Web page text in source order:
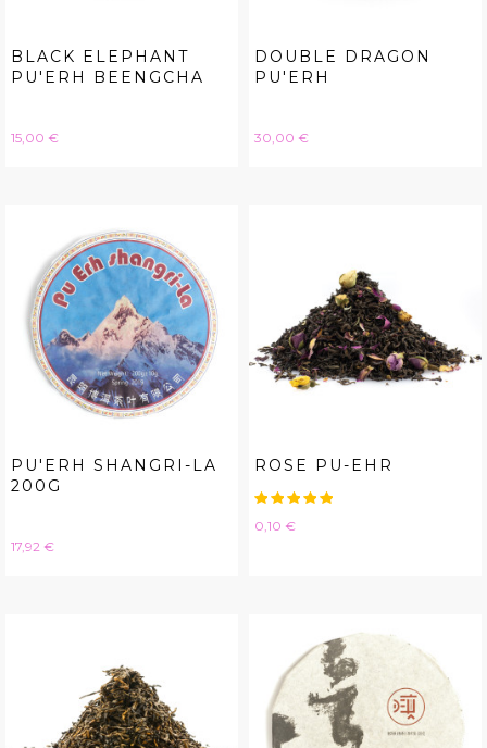
BLACK ELEPHANT
PU'ERH BEENGCHA
Hinta
15,00 €
DOUBLE DRAGON
PU'ERH
Hinta
30,00 €
PU'ERH SHANGRI-LA
200G
Hinta
17,92 €
ROSE PU-EHR
Hinta
0,10 €